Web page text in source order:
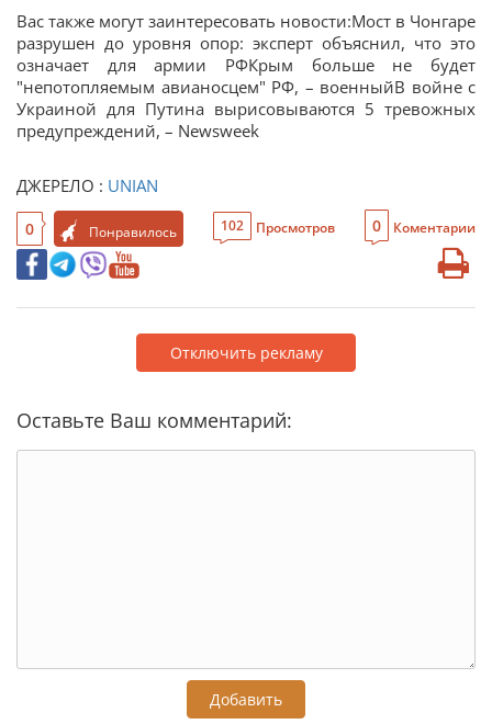
Вас также могут заинтересовать новости:Мост в Чонгаре
разрушен до уровня опор: эксперт объяснил, что это
означает для армии РФКрым больше не будет
"непотопляемым авианосцем" РФ, – военныйВ войне с
Украиной для Путина вырисовываются 5 тревожных
предупреждений, – Newsweek
ДЖЕРЕЛО : UNIAN
0 Понравилось 102 Просмотров 0 Коментарии
Отключить рекламу
Оставьте Ваш комментарий:
Добавить